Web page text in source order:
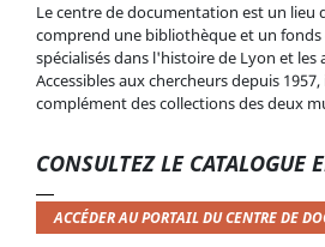
Le centre de documentation est un lieu
comprend une bibliothèque et un
spécialisés dans l'histoire de Lyon et
Accessibles aux chercheurs depuis
complément des collections des deux
CONSULTEZ LE CATALOGUE
ACCÉDER AU PORTAIL DU CENTRE DE